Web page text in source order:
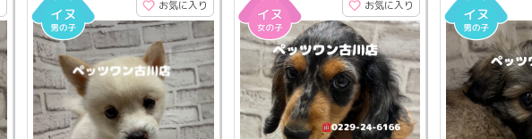
お気に入り お気に入り